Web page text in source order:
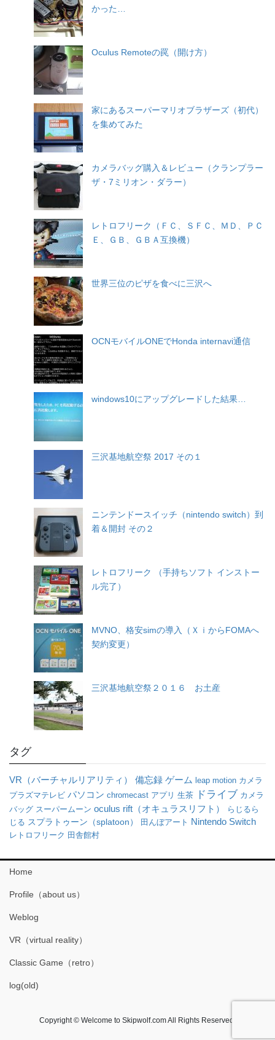
かった…
Oculus Remoteの罠（開け方）
家にあるスーパーマリオブラザーズ（初代）
を集めてみた
カメラバッグ購入＆レビュー（クランプラー
ザ・7ミリオン・ダラー）
レトロフリーク（ＦＣ、ＳＦＣ、ＭＤ、ＰＣ
Ｅ、ＧＢ、ＧＢＡ互換機）
世界三位のピザを食べに三沢へ
OCNモバイルONEでHonda internavi通信
windows10にアップグレードした結果…
三沢基地航空祭 2017 その１
ニンテンドースイッチ（nintendo switch）到
着＆開封 その２
レトロフリーク （手持ちソフト インストー
ル完了）
MVNO、格安simの導入（ＸｉからFOMAへ
契約変更）
三沢基地航空祭２０１６ お土産
タグ
VR（バーチャルリアリティ） 備忘録 ゲーム leap motion カメラ
プラズマテレビ パソコン chromecast アプリ 生茶 ドライブ カメラ
バッグ スーパームーン oculus rift（オキュラスリフト）
らじるら
じる スプラトゥーン（splatoon） 田んぼアート Nintendo Switch
レトロフリーク 田舎館村
Home
Profile（about us）
Weblog
VR（virtual reality）
Classic Game（retro）
log(old)
Copyright © Welcome to Skipwolf.com All Rights Reserved.